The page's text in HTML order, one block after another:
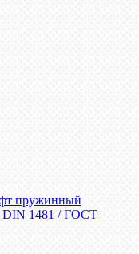
пружинный
DIN 1481 / ГОСТ